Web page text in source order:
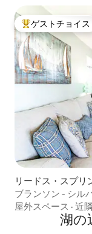
大好評のゲスト
ゲストチョイス
リードス・スプリ
ト
ブランソン - シル
屋外スペース · 近
湖の